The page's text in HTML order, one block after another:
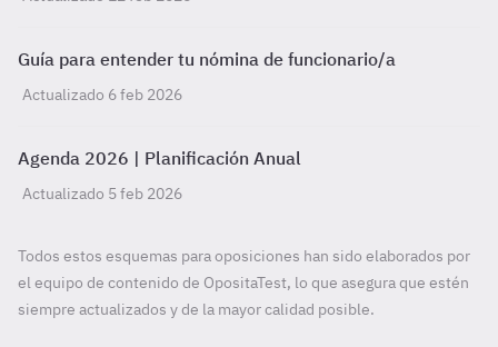
Guía para entender tu nómina de funcionario/a
Actualizado 6 feb 2026
Agenda 2026 | Planificación Anual
Actualizado 5 feb 2026
Todos estos esquemas para oposiciones han sido elaborados por
el equipo de contenido de OpositaTest, lo que asegura que estén
siempre actualizados y de la mayor calidad posible.